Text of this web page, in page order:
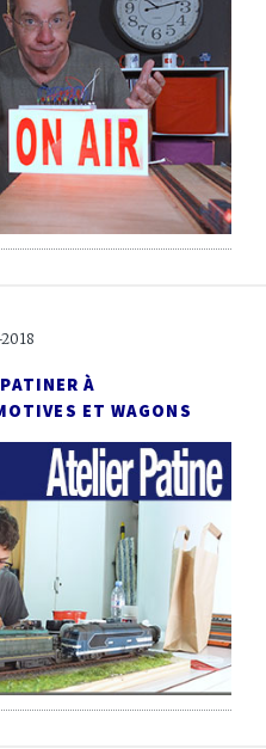
2018
À
ET WAGONS